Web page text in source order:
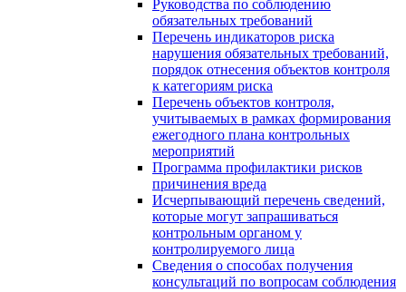
Руководства по соблюдению
обязательных требований
Перечень индикаторов риска
нарушения обязательных требований,
порядок отнесения объектов контроля
к категориям риска
Перечень объектов контроля,
учитываемых в рамках формирования
ежегодного плана контрольных
мероприятий
Программа профилактики рисков
причинения вреда
Исчерпывающий перечень сведений,
которые могут запрашиваться
контрольным органом у
контролируемого лица
Сведения о способах получения
консультаций по вопросам соблюдения